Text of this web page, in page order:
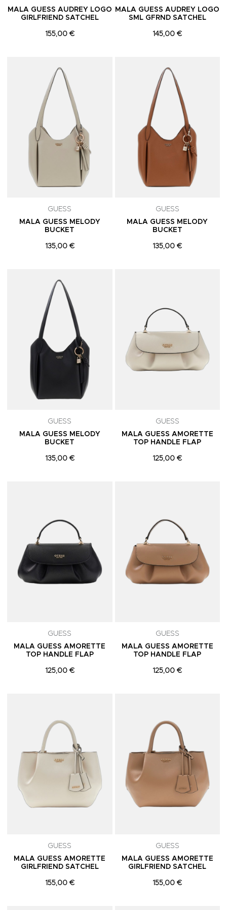
MALA GUESS AUDREY LOGO
GIRLFRIEND SATCHEL
155,00 €
MALA GUESS AUDREY LOGO
SML GFRND SATCHEL
145,00 €
GUESS
MALA GUESS MELODY
BUCKET
135,00 €
GUESS
MALA GUESS MELODY
BUCKET
135,00 €
GUESS
MALA GUESS MELODY
BUCKET
135,00 €
GUESS
MALA GUESS AMORETTE
TOP HANDLE FLAP
125,00 €
GUESS
MALA GUESS AMORETTE
TOP HANDLE FLAP
125,00 €
GUESS
MALA GUESS AMORETTE
TOP HANDLE FLAP
125,00 €
GUESS
MALA GUESS AMORETTE
GIRLFRIEND SATCHEL
155,00 €
GUESS
MALA GUESS AMORETTE
GIRLFRIEND SATCHEL
155,00 €